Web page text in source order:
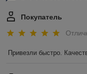
Покупатель
Привезли быстро.